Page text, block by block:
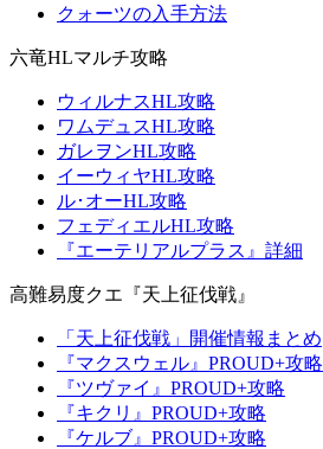
クォーツの入手方法
六竜HLマルチ攻略
ウィルナスHL攻略
ワムデュスHL攻略
ガレヲンHL攻略
イーウィヤHL攻略
ル･オーHL攻略
フェディエルHL攻略
『エーテリアルプラス』詳細
高難易度クエ『天上征伐戦』
「天上征伐戦」開催情報まとめ
『マクスウェル』PROUD+攻略
『ツヴァイ』PROUD+攻略
『キクリ』PROUD+攻略
『ケルブ』PROUD+攻略